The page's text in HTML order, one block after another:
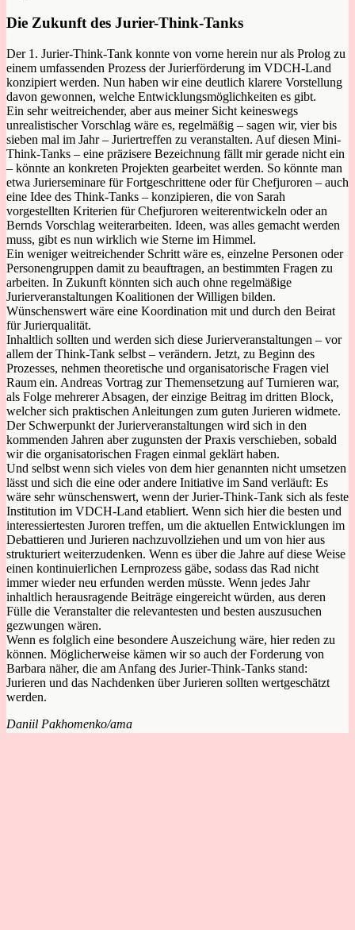
Die Zukunft des Jurier-Think-Tanks
Der 1. Jurier-Think-Tank konnte von vorne herein nur als Prolog zu
einem umfassenden Prozess der Jurierförderung im VDCH-Land
konzipiert werden. Nun haben wir eine deutlich klarere Vorstellung
davon gewonnen, welche Entwicklungsmöglichkeiten es gibt.
Ein sehr weitreichender, aber aus meiner Sicht keineswegs
unrealistischer Vorschlag wäre es, regelmäßig – sagen wir, vier bis
sieben mal im Jahr – Juriertreffen zu veranstalten. Auf diesen Mini-
Think-Tanks – eine präzisere Bezeichnung fällt mir gerade nicht ein
– könnte an konkreten Projekten gearbeitet werden. So könnte man
etwa Jurierseminare für Fortgeschrittene oder für Chefjuroren – auch
eine Idee des Think-Tanks – konzipieren, die von Sarah
vorgestellten Kriterien für Chefjuroren weiterentwickeln oder an
Bernds Vorschlag weiterarbeiten. Ideen, was alles gemacht werden
muss, gibt es nun wirklich wie Sterne im Himmel.
Ein weniger weitreichender Schritt wäre es, einzelne Personen oder
Personengruppen damit zu beauftragen, an bestimmten Fragen zu
arbeiten. In Zukunft könnten sich auch ohne regelmäßige
Jurierveranstaltungen Koalitionen der Willigen bilden.
Wünschenswert wäre eine Koordination mit und durch den Beirat
für Jurierqualität.
Inhaltlich sollten und werden sich diese Jurierveranstaltungen – vor
allem der Think-Tank selbst – verändern. Jetzt, zu Beginn des
Prozesses, nehmen theoretische und organisatorische Fragen viel
Raum ein. Andreas Vortrag zur Themensetzung auf Turnieren war,
als Folge mehrerer Absagen, der einzige Beitrag im dritten Block,
welcher sich praktischen Anleitungen zum guten Jurieren widmete.
Der Schwerpunkt der Jurierveranstaltungen wird sich in den
kommenden Jahren aber zugunsten der Praxis verschieben, sobald
wir die organisatorischen Fragen einmal geklärt haben.
Und selbst wenn sich vieles von dem hier genannten nicht umsetzen
lässt und sich die eine oder andere Initiative im Sand verläuft: Es
wäre sehr wünschenswert, wenn der Jurier-Think-Tank sich als feste
Institution im VDCH-Land etabliert. Wenn sich hier die besten und
interessiertesten Juroren treffen, um die aktuellen Entwicklungen im
Debattieren und Jurieren nachzuvollziehen und um von hier aus
strukturiert weiterzudenken. Wenn es über die Jahre auf diese Weise
einen kontinuierlichen Lernprozess gäbe, sodass das Rad nicht
immer wieder neu erfunden werden müsste. Wenn jedes Jahr
inhaltlich herausragende Beiträge eingereicht würden, aus deren
Fülle die Veranstalter die relevantesten und besten auszusuchen
gezwungen wären.
Wenn es folglich eine besondere Auszeichung wäre, hier reden zu
können. Möglicherweise kämen wir so auch der Forderung von
Barbara näher, die am Anfang des Jurier-Think-Tanks stand:
Jurieren und das Nachdenken über Jurieren sollten wertgeschätzt
werden.
Daniil Pakhomenko/ama